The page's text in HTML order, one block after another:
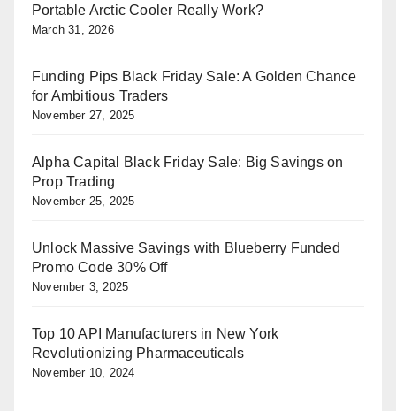
Portable Arctic Cooler Really Work?
March 31, 2026
Funding Pips Black Friday Sale: A Golden Chance
for Ambitious Traders
November 27, 2025
Alpha Capital Black Friday Sale: Big Savings on
Prop Trading
November 25, 2025
Unlock Massive Savings with Blueberry Funded
Promo Code 30% Off
November 3, 2025
Top 10 API Manufacturers in New York
Revolutionizing Pharmaceuticals
November 10, 2024